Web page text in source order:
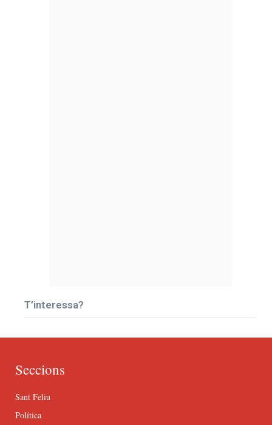
T’interessa?
Seccions
Sant Feliu
Política